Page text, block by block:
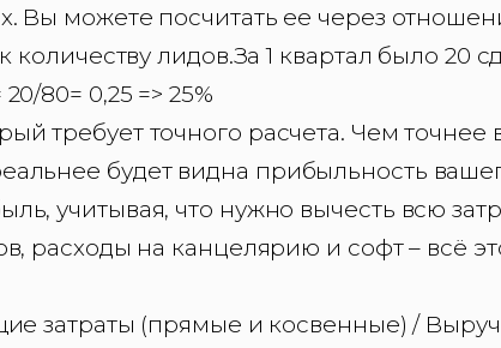
Вы можете посчитать ее через
количеству лидов.За 1 квартал было 20
80= 0,25 => 25%
требует точного расчета. Чем точнее
будет видна прибыльность
учитывая, что нужно вычесть всю
расходы на канцелярию и софт – всё
затраты (прямые и косвенные) /